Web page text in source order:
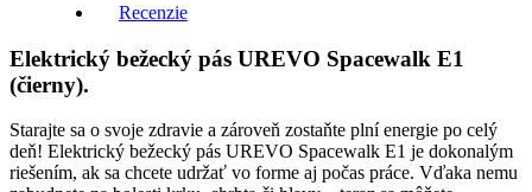
Recenzie
Elektrický bežecký pás UREVO Spacewalk E1
(čierny).
Starajte sa o svoje zdravie a zároveň zostaňte plní energie po celý
deň! Elektrický bežecký pás UREVO Spacewalk E1 je dokonalým
riešením, ak sa chcete udržať vo forme aj počas práce. Vďaka nemu